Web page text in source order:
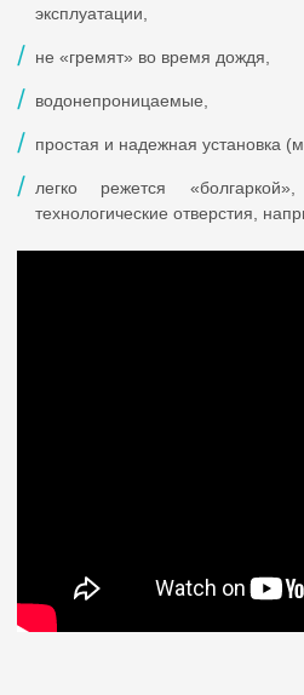
Гигиенический сертификат:
эксплуатации,
не «гремят» во время дождя,
водонепроницаемые,
простая и надежная установка
легко режется
технологические отверстия,